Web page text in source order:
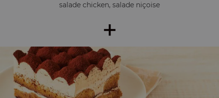
salade chicken, salade niçoise
+